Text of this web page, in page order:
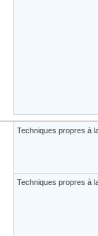
Techniques propres à
Techniques propres à